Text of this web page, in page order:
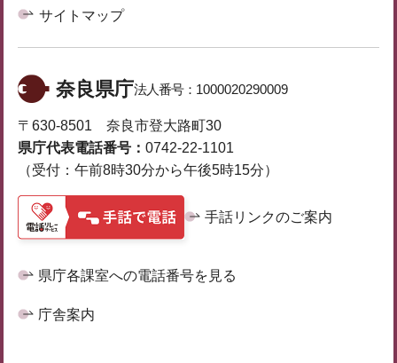
サイトマップ
奈良県庁法人番号： 1000020290009
〒630-8501 奈良市登大路町30
県庁代表電話番号： 0742-22-1101
（受付：午前8時30分から午後5時15分）
手話リンクのご案内
県庁各課室への電話番号を見る
庁舎案内